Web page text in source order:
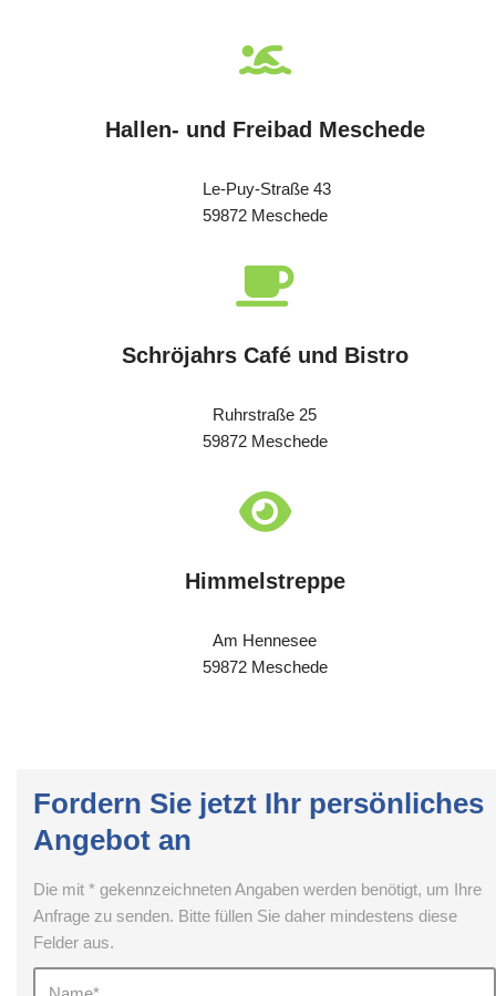
Hallen- und Freibad Meschede
Le-Puy-Straße 43
59872 Meschede
Schröjahrs Café und Bistro
Ruhrstraße 25
59872 Meschede
Himmelstreppe
Am Hennesee
59872 Meschede
Fordern Sie jetzt Ihr persönliches
Angebot an
Die mit * gekennzeichneten Angaben werden benötigt, um Ihre
Anfrage zu senden. Bitte füllen Sie daher mindestens diese
Felder aus.